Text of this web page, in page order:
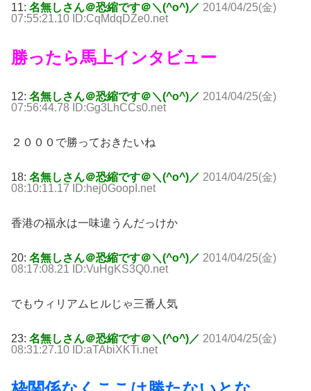
11: 名無しさん＠恐縮です＠＼(^o^)／ 2014/04/25(金)
07:55:21.10 ID:CqMdqDZe0.net
勝ったら馬上インタビュー
12: 名無しさん＠恐縮です＠＼(^o^)／ 2014/04/25(金)
07:56:44.78 ID:Gg3LhCCs0.net
２０００で勝っておきたいね
18: 名無しさん＠恐縮です＠＼(^o^)／ 2014/04/25(金)
08:10:11.17 ID:hej0GoopI.net
香港の福永は一味違うんだっけか
20: 名無しさん＠恐縮です＠＼(^o^)／ 2014/04/25(金)
08:17:08.21 ID:VuHgKS3Q0.net
でもウィリアムヒルじゃ三番人気
23: 名無しさん＠恐縮です＠＼(^o^)／ 2014/04/25(金)
08:31:27.10 ID:aTAbiXKTi.net